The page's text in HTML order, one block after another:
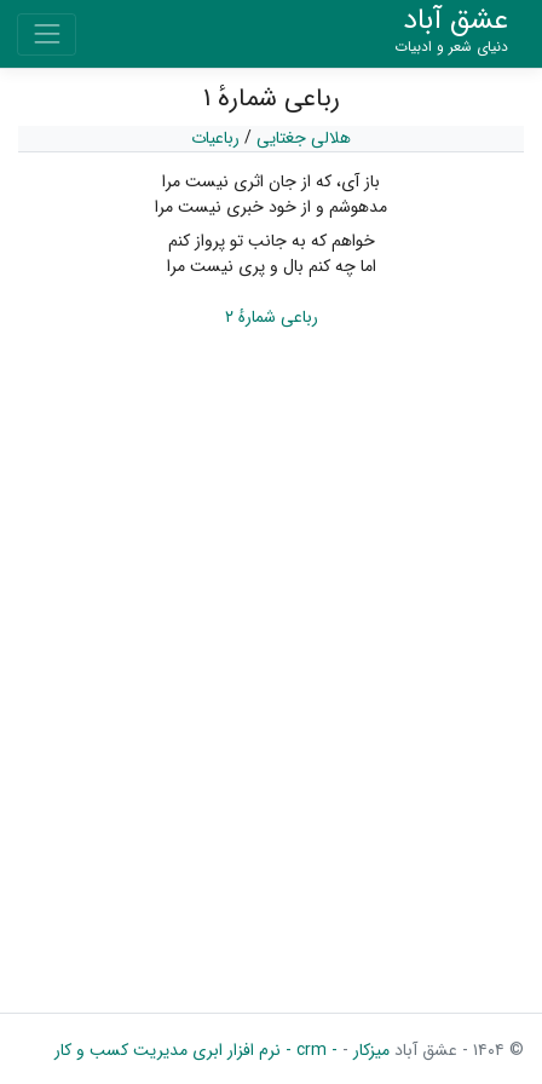
عشق آباد
دنیای شعر و ادبیات
رباعی شمارهٔ ۱
هلالی جغتایی/ رباعیات
باز آی، که از جان اثری نیست مرا
مدهوشم و از خود خبری نیست مرا
خواهم که به جانب تو پرواز کنم
اما چه کنم بال و پری نیست مرا
رباعی شمارهٔ ۲
© ۱۴۰۴ - عشق آباد میزکار - - crm - نرم افزار ابری مدیریت کسب و کار